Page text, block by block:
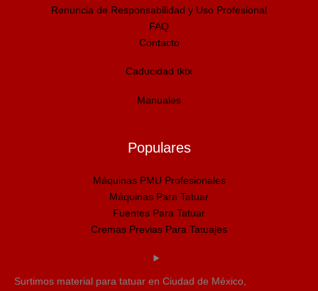
Renuncia de Responsabilidad y Uso Profesional
FAQ
Contacto
Caducidad tktx
Manuales
Populares
Máquinas PMU Profesionales
Máquinas Para Tatuar
Fuentes Para Tatuar
Cremas Previas Para Tatuajes
Surtimos material para tatuar en Ciudad de México,